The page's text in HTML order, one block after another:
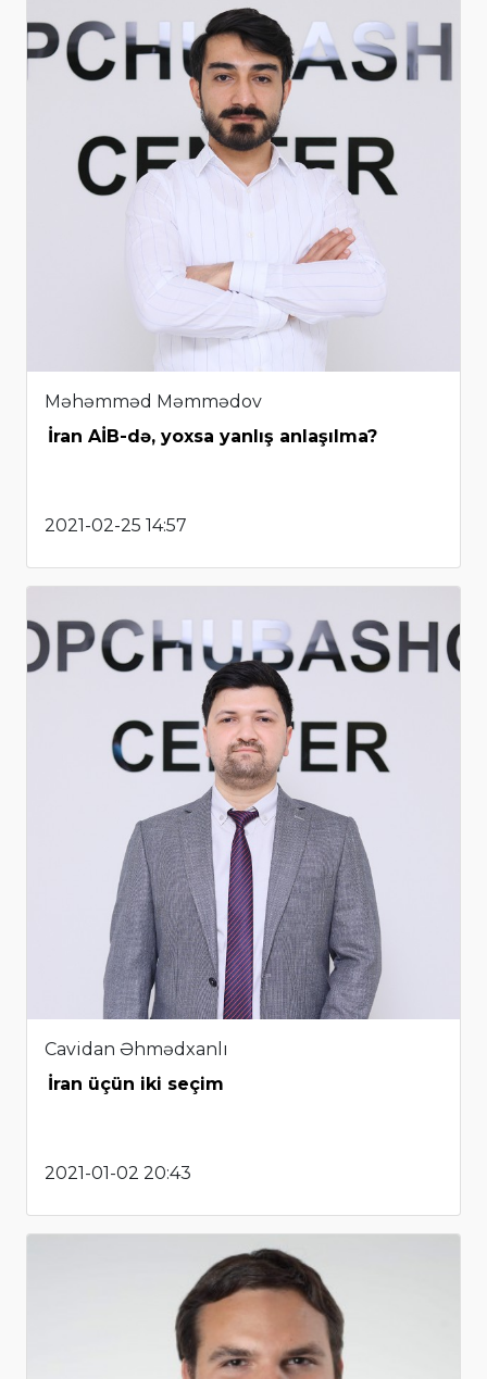
Məhəmməd Məmmədov
İran AİB-də, yoxsa yanlış anlaşılma?
2021-02-25 14:57
Cavidan Əhmədxanlı
İran üçün iki seçim
2021-01-02 20:43